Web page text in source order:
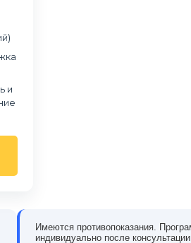
«Станция Жизни» из-за зависимости сына от
наркотиков. Мы были в отчаянии и не
нас выслушали, подробно рассказали о
лечении и реабилитации, поддержали и
клиника дала нам надежду и шанс всё
Екатерина Литвинова
и
Имеются противопоказания.
индивидуально после